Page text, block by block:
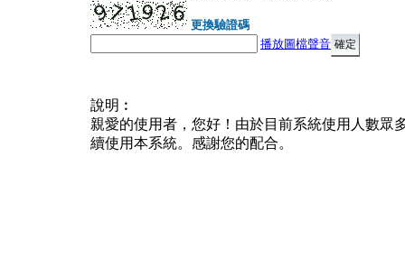
更換驗證碼
播放圖檔聲音
說明︰
親愛的使用者，您好！由於目前系統使用人數眾
續使用本系統。感謝您的配合。